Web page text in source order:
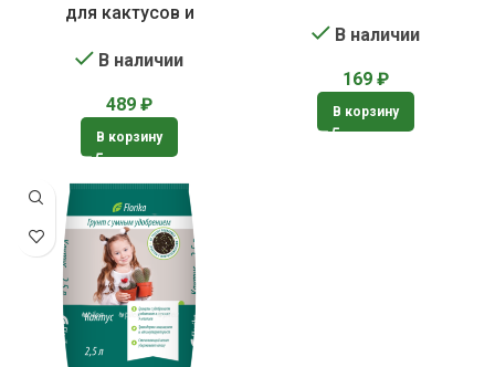
для кактусов и
В наличии
489 ₽
В корзину
В наличии
169 ₽
В корзину